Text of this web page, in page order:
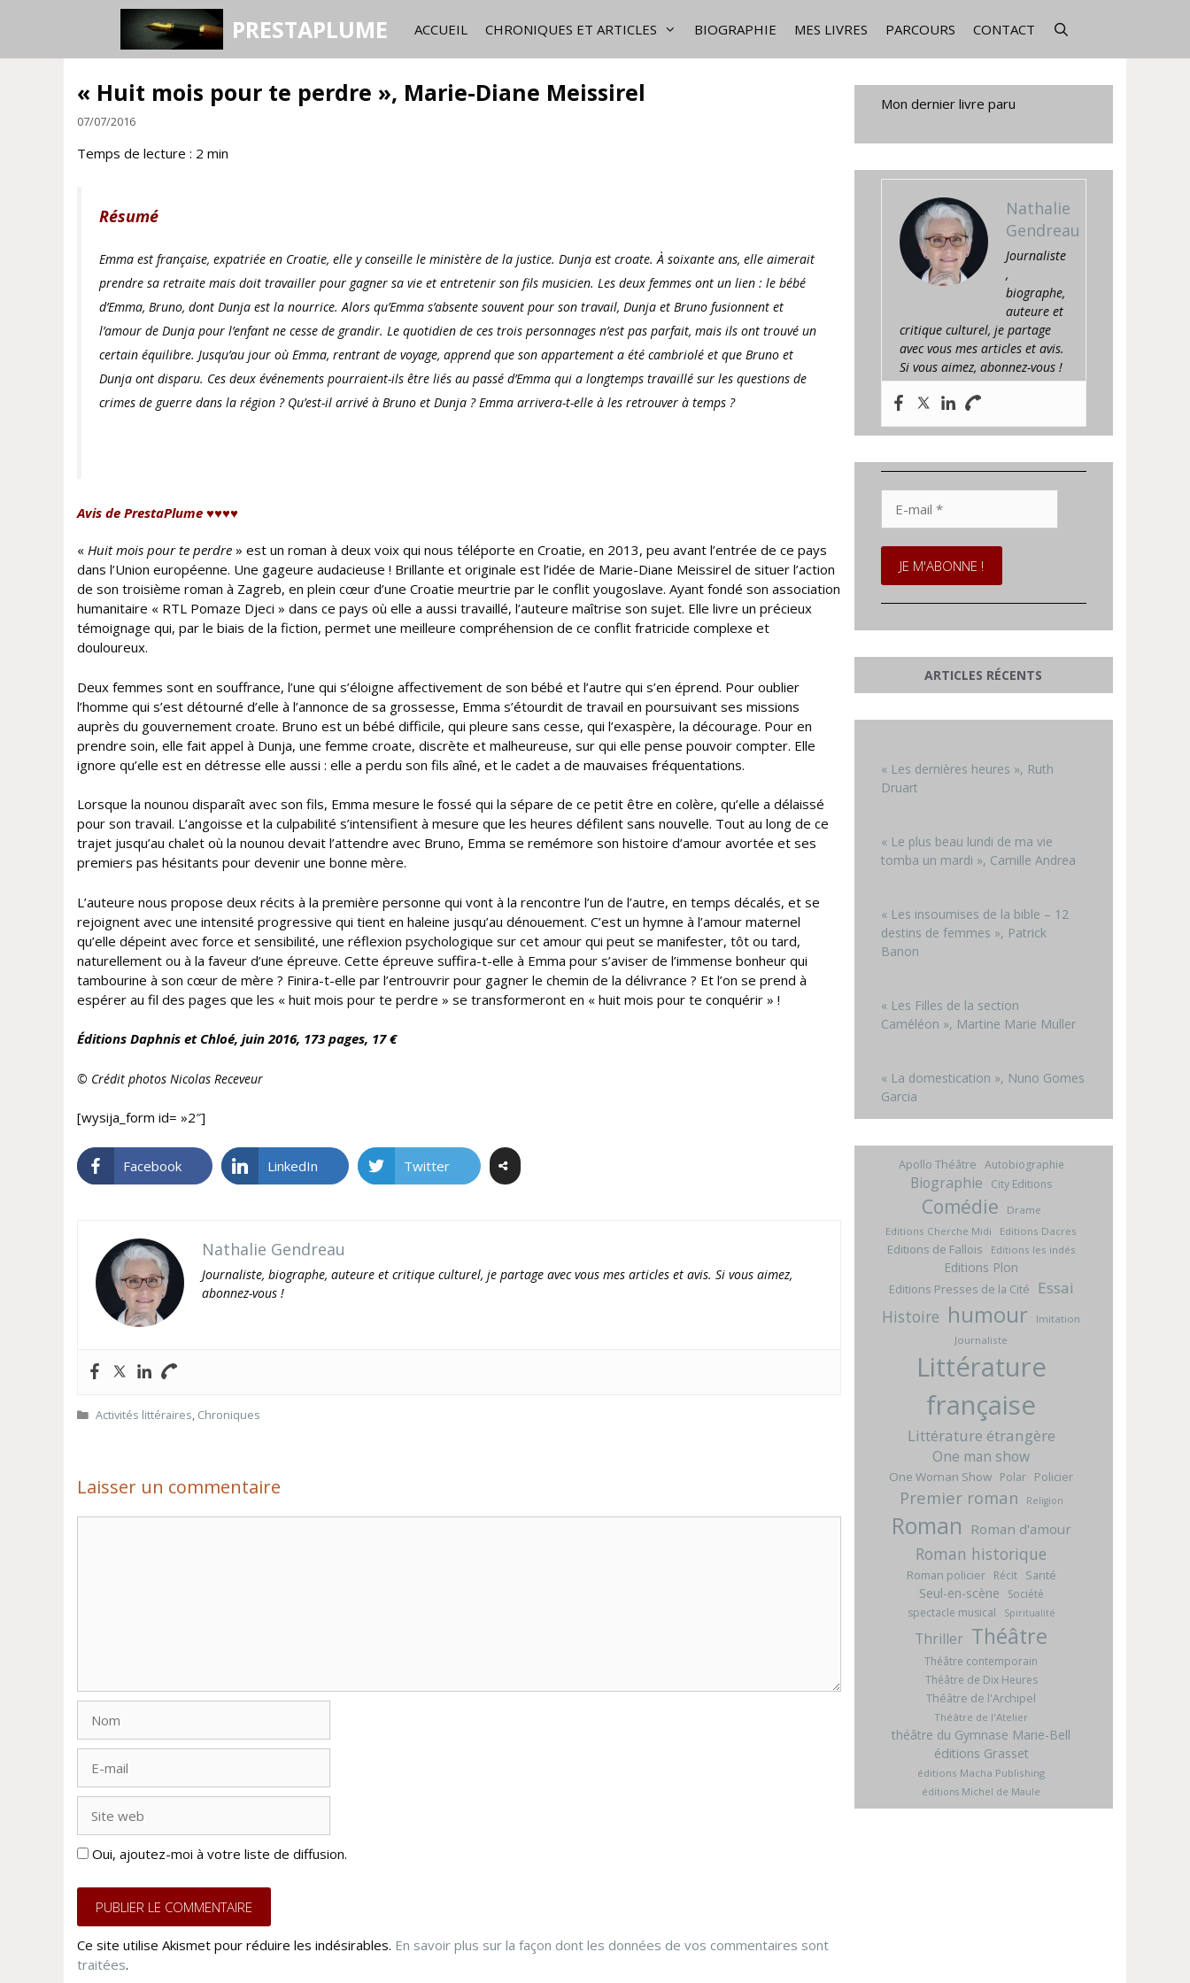
PRESTAPLUME ACCUEIL CHRONIQUES ET ARTICLES BIOGRAPHIE MES LIVRES PARCOURS CONTACT
« Huit mois pour te perdre », Marie-Diane Meissirel
07/07/2016
Temps de lecture : 2 min
Résumé
Emma est française, expatriée en Croatie, elle y conseille le ministère de la justice. Dunja est croate. À soixante ans, elle aimerait
prendre sa retraite mais doit travailler pour gagner sa vie et entretenir son fils musicien. Les deux femmes ont un lien : le bébé
d’Emma, Bruno, dont Dunja est la nourrice. Alors qu’Emma s’absente souvent pour son travail, Dunja et Bruno fusionnent et
l’amour de Dunja pour l’enfant ne cesse de grandir. Le quotidien de ces trois personnages n’est pas parfait, mais ils ont trouvé un
certain équilibre. Jusqu’au jour où Emma, rentrant de voyage, apprend que son appartement a été cambriolé et que Bruno et
Dunja ont disparu. Ces deux événements pourraient-ils être liés au passé d’Emma qui a longtemps travaillé sur les questions de
crimes de guerre dans la région ? Qu’est-il arrivé à Bruno et Dunja ? Emma arrivera-t-elle à les retrouver à temps ?
Avis de PrestaPlume ♥♥♥♥
« Huit mois pour te perdre » est un roman à deux voix qui nous téléporte en Croatie, en 2013, peu avant l’entrée de ce pays
dans l’Union européenne. Une gageure audacieuse ! Brillante et originale est l’idée de Marie-Diane Meissirel de situer l’action
de son troisième roman à Zagreb, en plein cœur d’une Croatie meurtrie par le conflit yougoslave. Ayant fondé son association
humanitaire « RTL Pomaze Djeci » dans ce pays où elle a aussi travaillé, l’auteure maîtrise son sujet. Elle livre un précieux
témoignage qui, par le biais de la fiction, permet une meilleure compréhension de ce conflit fratricide complexe et
douloureux.
Deux femmes sont en souffrance, l’une qui s’éloigne affectivement de son bébé et l’autre qui s’en éprend. Pour oublier
l’homme qui s’est détourné d’elle à l’annonce de sa grossesse, Emma s’étourdit de travail en poursuivant ses missions
auprès du gouvernement croate. Bruno est un bébé difficile, qui pleure sans cesse, qui l’exaspère, la décourage. Pour en
prendre soin, elle fait appel à Dunja, une femme croate, discrète et malheureuse, sur qui elle pense pouvoir compter. Elle
ignore qu’elle est en détresse elle aussi : elle a perdu son fils aîné, et le cadet a de mauvaises fréquentations.
Lorsque la nounou disparaît avec son fils, Emma mesure le fossé qui la sépare de ce petit être en colère, qu’elle a délaissé
pour son travail. L’angoisse et la culpabilité s’intensifient à mesure que les heures défilent sans nouvelle. Tout au long de ce
trajet jusqu’au chalet où la nounou devait l’attendre avec Bruno, Emma se remémore son histoire d’amour avortée et ses
premiers pas hésitants pour devenir une bonne mère.
L’auteure nous propose deux récits à la première personne qui vont à la rencontre l’un de l’autre, en temps décalés, et se
rejoignent avec une intensité progressive qui tient en haleine jusqu’au dénouement. C’est un hymne à l’amour maternel
qu’elle dépeint avec force et sensibilité, une réflexion psychologique sur cet amour qui peut se manifester, tôt ou tard,
naturellement ou à la faveur d’une épreuve. Cette épreuve suffira-t-elle à Emma pour s’aviser de l’immense bonheur qui
tambourine à son cœur de mère ? Finira-t-elle par l’entrouvrir pour gagner le chemin de la délivrance ? Et l’on se prend à
espérer au fil des pages que les « huit mois pour te perdre » se transformeront en « huit mois pour te conquérir » !
Éditions Daphnis et Chloé, juin 2016, 173 pages, 17 €
© Crédit photos Nicolas Receveur
[wysija_form id= »2″]
Facebook LinkedIn Twitter
Nathalie Gendreau
Journaliste, biographe, auteure et critique culturel, je partage avec vous mes articles et avis. Si vous aimez,
abonnez-vous !
Catégories
Activités littéraires, Chroniques
Laisser un commentaire
mail
web
Oui, ajoutez-moi à votre liste de diffusion.
Ce site utilise Akismet pour réduire les indésirables. En savoir plus sur la façon dont les données de vos commentaires sont
traitées.
Mon dernier livre paru
Nathalie
Gendreau
Journaliste
,
biographe,
auteure et
critique culturel, je partage
avec vous mes articles et avis.
Si vous aimez, abonnez-vous !
mail
*
ARTICLES RÉCENTS
« Les dernières heures », Ruth
Druart
« Le plus beau lundi de ma vie
tomba un mardi », Camille Andrea
« Les insoumises de la bible – 12
destins de femmes », Patrick
Banon
« Les Filles de la section
Caméléon », Martine Marie Muller
« La domestication », Nuno Gomes
Garcia
Apollo Théâtre Autobiographie
Biographie City Editions
Comédie
Drame
Editions Cherche Midi
Editions Dacres
Editions de Fallois Editions les indés
Editions Plon
Editions Presses de la Cité Essai
Histoire humour
Imitation
Journaliste
Littérature
française
Littérature étrangère
One man show
One Woman Show Polar Policier
Premier roman Religion
Roman Roman d'amour
Roman historique
Roman policier Récit Santé
Seul-en-scène
Société
spectacle musical
Spiritualité
Thriller Théâtre
Théâtre contemporain
Théâtre de Dix Heures
Théâtre de l'Archipel
Théâtre de l'Atelier
théâtre du Gymnase Marie-Bell
éditions Grasset
éditions Macha Publishing
éditions Michel de Maule